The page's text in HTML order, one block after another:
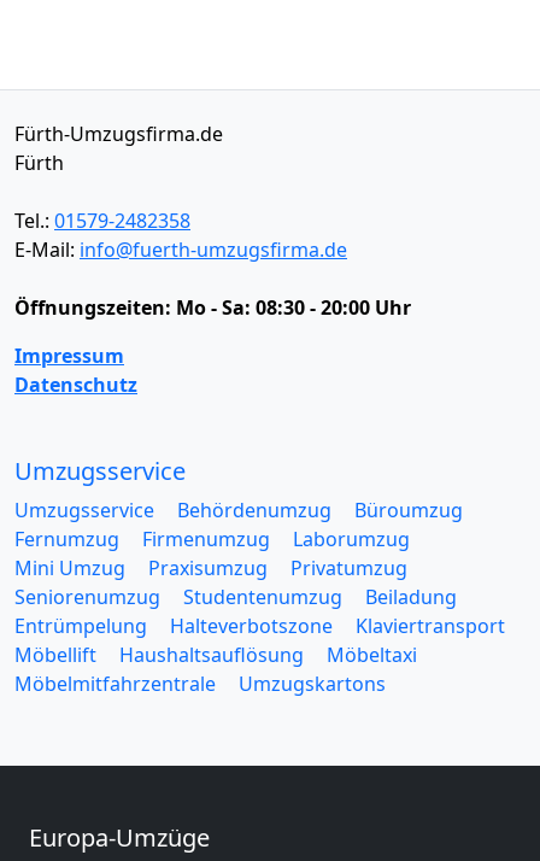
Fürth-Umzugsfirma.de
Fürth
Tel.: 01579-2482358
E-Mail: info@fuerth-umzugsfirma.de
Öffnungszeiten: Mo - Sa: 08:30 - 20:00 Uhr
Impressum
Datenschutz
Umzugsservice
Umzugsservice Behördenumzug
Büroumzug
Fernumzug
Firmenumzug
Laborumzug
Mini Umzug
Praxisumzug
Privatumzug
Seniorenumzug
Studentenumzug
Beiladung
Entrümpelung
Halteverbotszone
Klaviertransport
Möbellift
Haushaltsauflösung
Möbeltaxi
Möbelmitfahrzentrale
Umzugskartons
Europa-Umzüge